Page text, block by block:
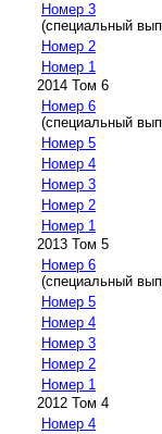
Номер 3
(специальный
Номер 2
Номер 1
2014 Том 6
Номер 6
(специальный
Номер 5
Номер 4
Номер 3
Номер 2
Номер 1
2013 Том 5
Номер 6
(специальный
Номер 5
Номер 4
Номер 3
Номер 2
Номер 1
2012 Том 4
Номер 4